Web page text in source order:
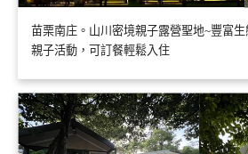
苗栗南庄。山川密境親子露營聖地~豐富
親子活動，可訂餐輕鬆入住